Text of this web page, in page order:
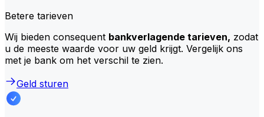
Betere tarieven
Wij bieden consequent bankverlagende tarieven, zodat
u de meeste waarde voor uw geld krijgt. Vergelijk ons
met je bank om het verschil te zien.
Geld sturen